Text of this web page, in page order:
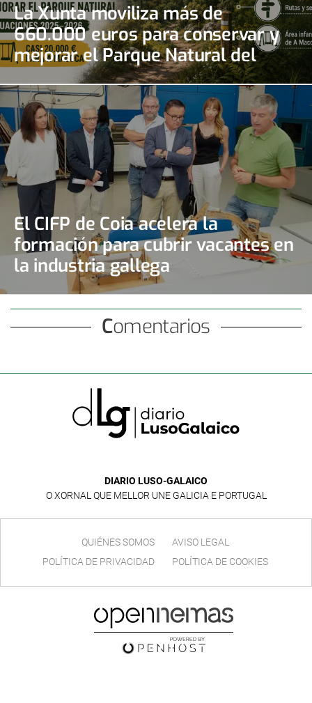
La Xunta moviliza más de
660.000 euros para conservar y
mejorar el Parque Natural del
Monte Aloia
El CIFP de Coia acelera la
formación para cubrir vacantes en
la industria gallega
Comentarios
DIARIO LUSO-GALAICO
O XORNAL QUE MELLOR UNE GALICIA E PORTUGAL
QUIÉNES SOMOS
AVISO LEGAL
POLÍTICA DE PRIVACIDAD
POLÍTICA DE COOKIES